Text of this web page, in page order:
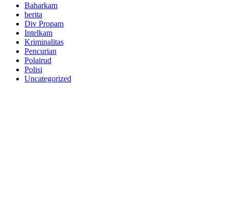
Baharkam
berita
Div Propam
Intelkam
Kriminalitas
Pencurian
Polairud
Polisi
Uncategorized